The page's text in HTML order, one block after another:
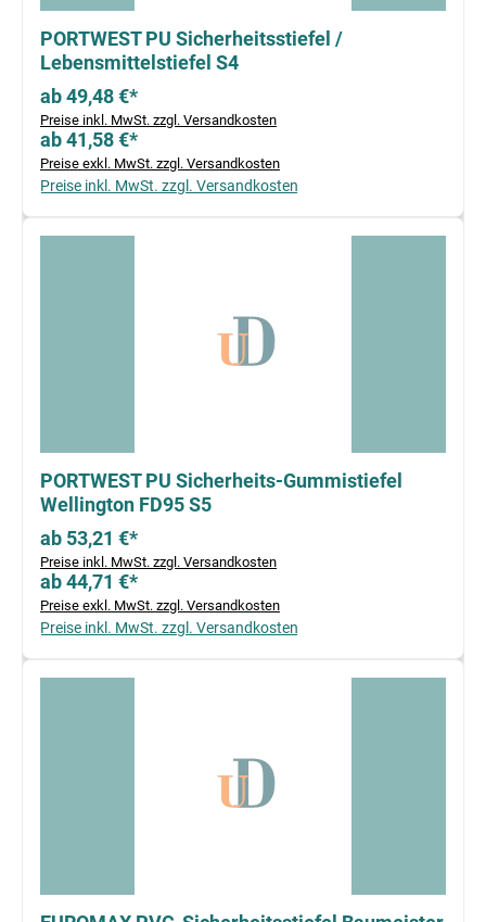
PORTWEST PU Sicherheitsstiefel /
Lebensmittelstiefel S4
ab 49,48 €*
Preise inkl. MwSt. zzgl. Versandkosten
ab 41,58 €*
Preise exkl. MwSt. zzgl. Versandkosten
Preise inkl. MwSt. zzgl. Versandkosten
PORTWEST PU Sicherheits-Gummistiefel
Wellington FD95 S5
ab 53,21 €*
Preise inkl. MwSt. zzgl. Versandkosten
ab 44,71 €*
Preise exkl. MwSt. zzgl. Versandkosten
Preise inkl. MwSt. zzgl. Versandkosten